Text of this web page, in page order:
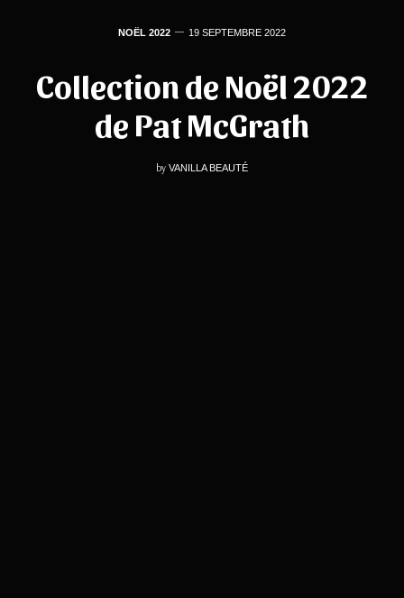
NOËL 2022 19 SEPTEMBRE 2022
Collection de Noël 2022
de Pat McGrath
by VANILLA BEAUTÉ